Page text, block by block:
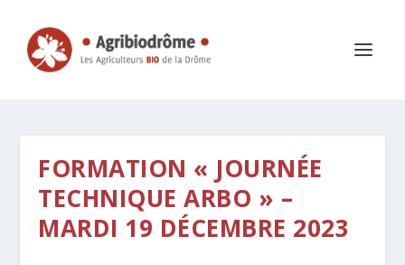
FORMATION « JOURNÉE
TECHNIQUE ARBO » –
MARDI 19 DÉCEMBRE 2023